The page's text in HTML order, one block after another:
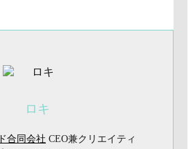
ロキ
合同会社 CEO兼クリエイティ